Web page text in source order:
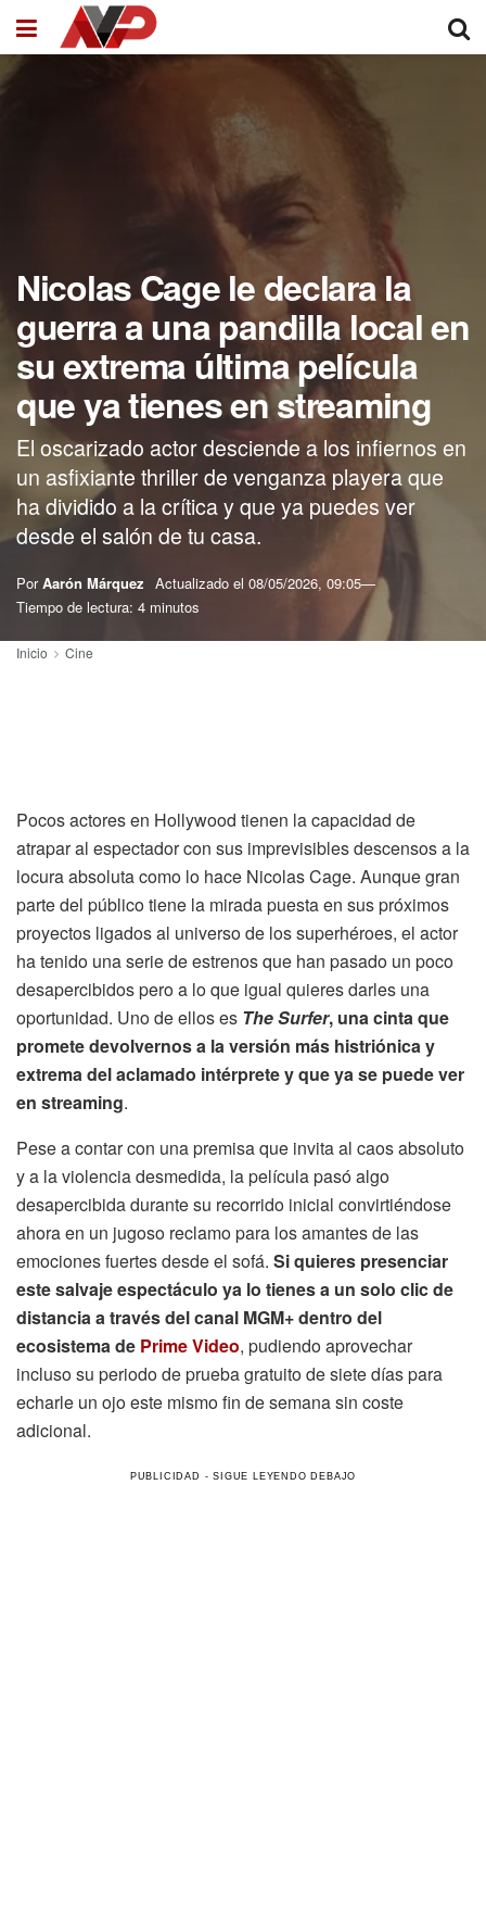
Nicolas Cage le declara la
guerra a una pandilla local en
su extrema última película
que ya tienes en streaming
El oscarizado actor desciende a los infiernos en
un asfixiante thriller de venganza playera que
ha dividido a la crítica y que ya puedes ver
desde el salón de tu casa.
Por Aarón Márquez Actualizado el 08/05/2026, 09:05
Tiempo de lectura: 4 minutos
Inicio Cine
Pocos actores en Hollywood tienen la capacidad de
atrapar al espectador con sus imprevisibles descensos a la
locura absoluta como lo hace Nicolas Cage. Aunque gran
parte del público tiene la mirada puesta en sus próximos
proyectos ligados al universo de los superhéroes, el actor
ha tenido una serie de estrenos que han pasado un poco
desapercibidos pero a lo que igual quieres darles una
oportunidad. Uno de ellos es The Surfer, una cinta que
promete devolvernos a la versión más histriónica y
extrema del aclamado intérprete y que ya se puede ver
en streaming.
Pese a contar con una premisa que invita al caos absoluto
y a la violencia desmedida, la película pasó algo
desapercibida durante su recorrido inicial convirtiéndose
ahora en un jugoso reclamo para los amantes de las
emociones fuertes desde el sofá. Si quieres presenciar
este salvaje espectáculo ya lo tienes a un solo clic de
distancia a través del canal MGM+ dentro del
ecosistema de Prime Video, pudiendo aprovechar
incluso su periodo de prueba gratuito de siete días para
echarle un ojo este mismo fin de semana sin coste
adicional.